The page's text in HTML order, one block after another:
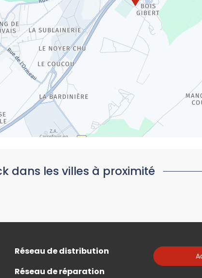
dans les villes à proximité
Réseau de distribution
Réseau de réparation